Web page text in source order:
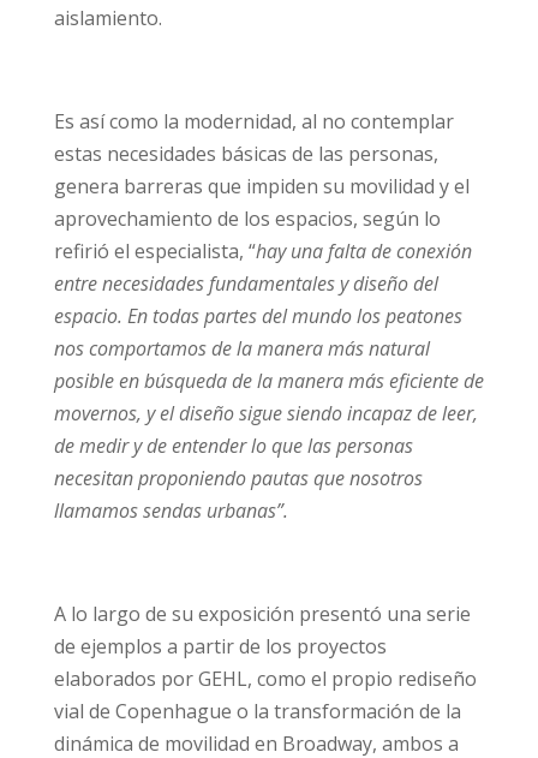
aislamiento.
Es así como la modernidad, al no contemplar
estas necesidades básicas de las personas,
genera barreras que impiden su movilidad y el
aprovechamiento de los espacios, según lo
refirió el especialista, “hay una falta de conexión
entre necesidades fundamentales y diseño del
espacio. En todas partes del mundo los peatones
nos comportamos de la manera más natural
posible en búsqueda de la manera más eficiente de
movernos, y el diseño sigue siendo incapaz de leer,
de medir y de entender lo que las personas
necesitan proponiendo pautas que nosotros
llamamos sendas urbanas”.
A lo largo de su exposición presentó una serie
de ejemplos a partir de los proyectos
elaborados por GEHL, como el propio rediseño
vial de Copenhague o la transformación de la
dinámica de movilidad en Broadway, ambos a